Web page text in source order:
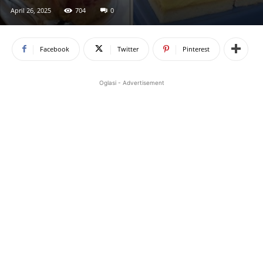
April 26, 2025 704 0
Facebook Twitter Pinterest
Oglasi - Advertisement